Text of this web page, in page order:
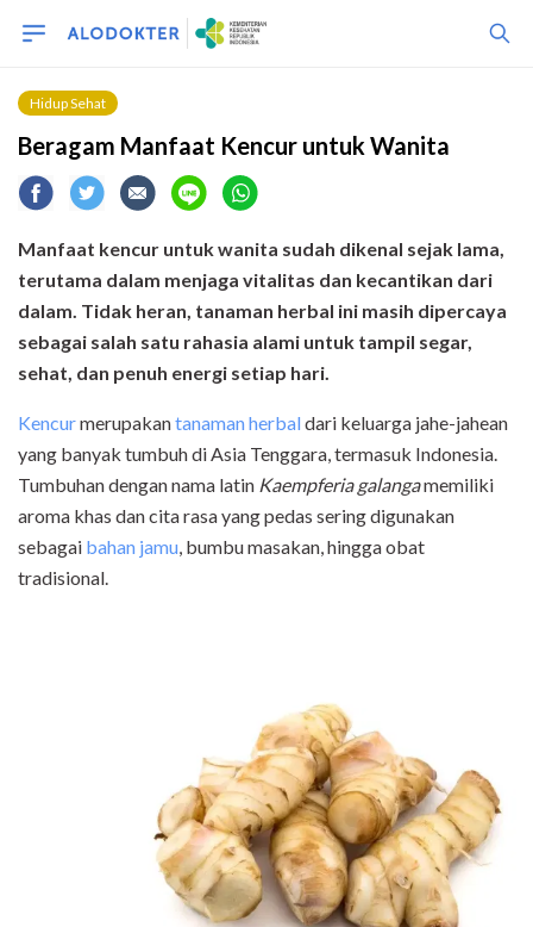
Hidup Sehat
Beragam Manfaat Kencur untuk Wanita
Manfaat kencur untuk wanita sudah dikenal sejak lama,
terutama dalam menjaga vitalitas dan kecantikan dari
dalam. Tidak heran, tanaman herbal ini masih dipercaya
sebagai salah satu rahasia alami untuk tampil segar,
sehat, dan penuh energi setiap hari.
Kencurmerupakantanaman herbaldari keluarga jahe-jahean
yang banyak tumbuh di Asia Tenggara, termasuk Indonesia.
Tumbuhan dengan nama latin Kaempferia galangamemiliki
aroma khas dan cita rasa yang pedas sering digunakan
sebagai bahan jamu, bumbu masakan, hingga obat
tradisional.